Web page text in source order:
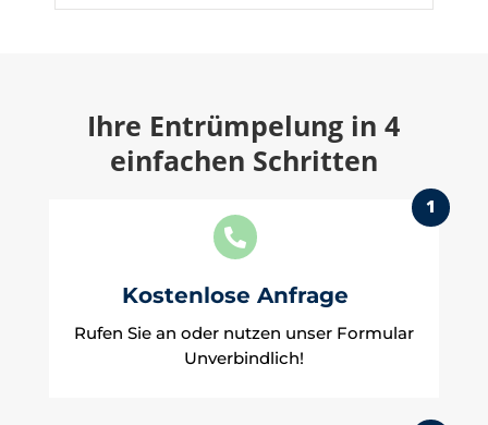
Ihre Entrümpelung in 4
einfachen Schritten

Kostenlose Anfrage
1
Rufen Sie an oder nutzen unser Formular
Unverbindlich!